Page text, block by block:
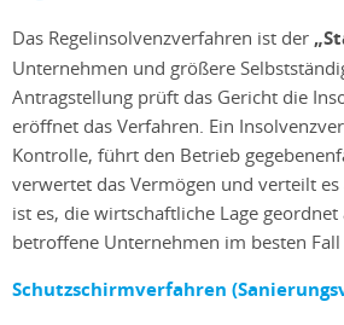
Das Regelinsolvenzverfahren ist der
Unternehmen und größere
Antragstellung prüft das Gericht die
eröffnet das Verfahren. Ein
Kontrolle, führt den Betrieb
verwertet das Vermögen und verteilt
ist es, die wirtschaftliche Lage
betroffene Unternehmen im besten Fall
Schutzschirmverfahren